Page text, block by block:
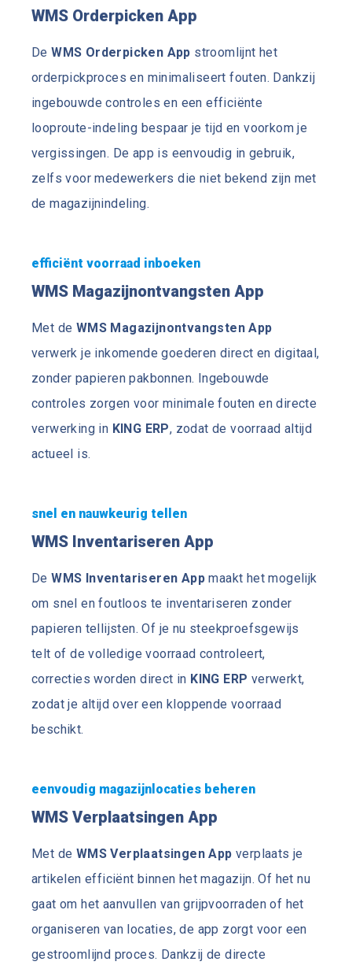
WMS Orderpicken App
DeWMS Orderpicken App stroomlijnt het
orderpickproces en minimaliseert fouten. Dankzij
ingebouwde controles en een efficiënte
looproute-indeling bespaar je tijd en voorkom je
vergissingen. De app is eenvoudig in gebruik,
zelfs voor medewerkers die niet bekend zijn met
de magazijnindeling.
efficiënt voorraad inboeken
WMS Magazijnontvangsten App
Met de WMS Magazijnontvangsten App
verwerk je inkomende goederen direct en digitaal,
zonder papieren pakbonnen. Ingebouwde
controles zorgen voor minimale fouten en directe
verwerking in KING ERP, zodat de voorraad altijd
actueel is.
snel en nauwkeurig tellen
WMS Inventariseren App
DeWMS Inventariseren App maakt het mogelijk
om snel en foutloos te inventariseren zonder
papieren tellijsten. Of je nu steekproefsgewijs
telt of de volledige voorraad controleert,
correcties worden direct in KING ERP verwerkt,
zodat je altijd over een kloppende voorraad
beschikt.
eenvoudig magazijnlocaties beheren
WMS Verplaatsingen App
Met de WMS Verplaatsingen App verplaats je
artikelen efficiënt binnen het magazijn. Of het nu
gaat om het aanvullen van grijpvoorraden of het
organiseren van locaties, de app zorgt voor een
gestroomlijnd proces. Dankzij de directe